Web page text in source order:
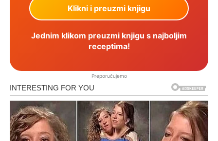
Jednim klikom preuzmi knjigu s najboljim
receptima!
Preporučujemo